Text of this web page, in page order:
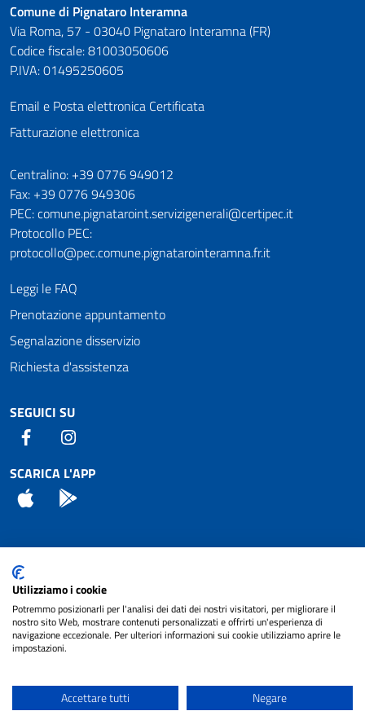
Comune di Pignataro Interamna
Via Roma, 57 - 03040 Pignataro Interamna (FR)
Codice fiscale: 81003050606
P.IVA: 01495250605
Email e Posta elettronica Certificata
Fatturazione elettronica
Numeri utili
Centralino: +39 0776 949012
Fax: +39 0776 949306
PEC: comune.pignataroint.servizigenerali@certipec.it
Protocollo PEC:
protocollo@pec.comune.pignatarointeramna.fr.it
Leggi le FAQ
Prenotazione appuntamento
Segnalazione disservizio
Richiesta d'assistenza
SEGUICI SU
Facebook
SCARICA L'APP
App Store
Attuazione Misure PNRR
Piano di miglioramento del sito
Note legali
cura diNET SMART
Utilizziamo i cookie
Potremmo posizionarli per l'analisi dei dati dei nostri visitatori, per migliorare il
nostro sito Web, mostrare contenuti personalizzati e offrirti un'esperienza di
navigazione eccezionale. Per ulteriori informazioni sui cookie utilizziamo aprire le
impostazioni.
Accettare tutti Negare